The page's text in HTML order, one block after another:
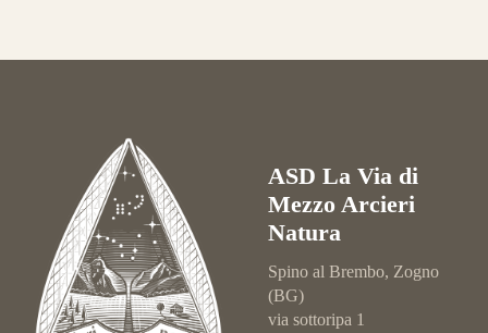
ASD La Via di
Mezzo Arcieri
Natura
Spino al Brembo, Zogno
(BG)
via sottoripa 1